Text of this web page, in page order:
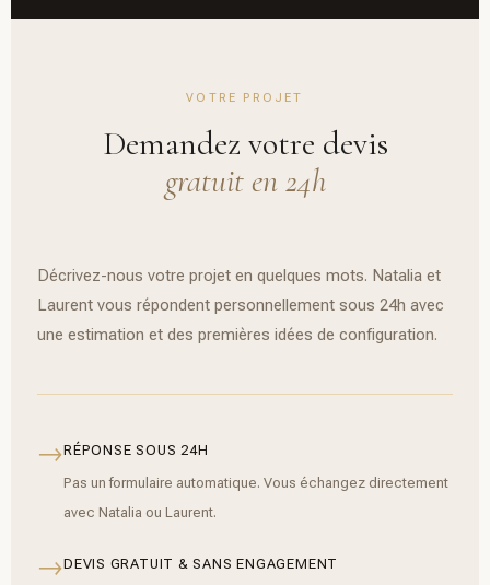
VOTRE PROJET
Demandez votre devis
gratuit en 24h
Décrivez-nous votre projet en quelques mots. Natalia et
Laurent vous répondent personnellement sous 24h avec
une estimation et des premières idées de configuration.
→RÉPONSE SOUS 24H
Pas un formulaire automatique. Vous échangez directement
avec Natalia ou Laurent.
→DEVIS GRATUIT & SANS ENGAGEMENT